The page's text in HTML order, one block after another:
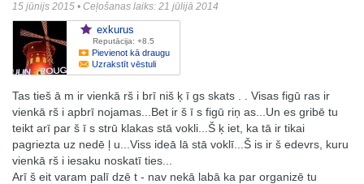
15 jūnijs 2015 • Ceļošanas laiks: 21 jūlijā 2014
exkurus
Reputācija: +8.5
Pievienot kā draugu
Uzrakstīt vēstuli
Tas tieš ā m ir vienkā rš i brī niš ķ ī gs skats . . Visas figū ras ir
vienkā rš i apbrī nojamas...Bet ir š ī s figū riņ as...Un es gribē tu
teikt arī par š ī s strū klakas stā vokli...Š ķ iet, ka tā ir tikai
pagriezta uz nedē ļ u...Viss ideā lā stā voklī...Š is ir š edevrs, kuru
vienkā rš i iesaku noskatī ties...
Arī š eit varam palī dzē t - nav nekā labā ka par organizē tu